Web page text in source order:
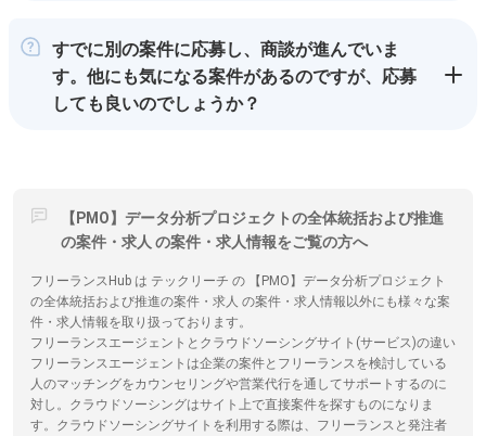
すでに別の案件に応募し、商談が進んでいま
す。他にも気になる案件があるのですが、応募
しても良いのでしょうか？
【PMO】データ分析プロジェクトの全体統括および推進
の案件・求人 の案件・求人情報をご覧の方へ
フリーランスHub は テックリーチ の 【PMO】データ分析プロジェクト
の全体統括および推進の案件・求人 の案件・求人情報以外にも様々な案
件・求人情報を取り扱っております。
フリーランスエージェントとクラウドソーシングサイト(サービス)の違い
フリーランスエージェントは企業の案件とフリーランスを検討している
人のマッチングをカウンセリングや営業代行を通してサポートするのに
対し。クラウドソーシングはサイト上で直接案件を探すものになりま
す。クラウドソーシングサイトを利用する際は、フリーランスと発注者